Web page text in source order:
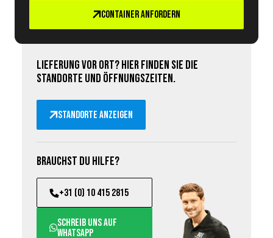
Container anfordern
Lieferung vor Ort? Hier finden Sie die
Standorte und Öffnungszeiten.
Standorte anzeigen
Brauchst du Hilfe?
+31 (0) 10 415 2815
Schreib uns auf
WhatsApp